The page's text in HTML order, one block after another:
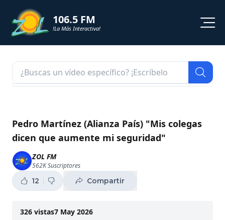
106.5 FM
!La Más Interactiva!
NOTICIAS
SHORTS
PODCAST
ZOL TV
Pedro Martínez (Alianza País) "Mis colegas
dicen que aumente mi seguridad"
ZOL FM
562KSuscriptores
12 Compartir
326 vistas7 May 2026